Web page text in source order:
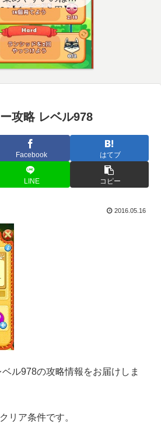
【クエスト用】
攻略 レベル978
Facebook はてブ
LINE コピー
2016.05.16
ル978の攻略情報をお届けしま
リア条件です。